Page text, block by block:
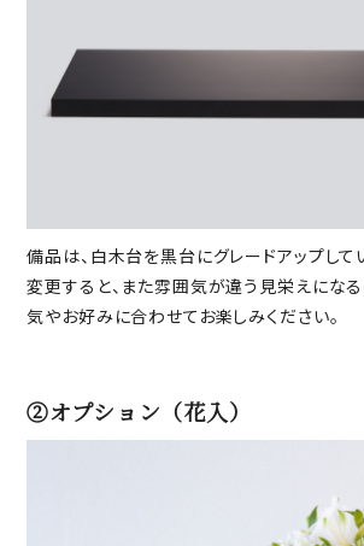
備品は、白木台を黒台にグレードアップして
変更すると、また雰囲気が違う見栄えにな
気やお好みに合わせてお楽しみください。
②オプション（花入）